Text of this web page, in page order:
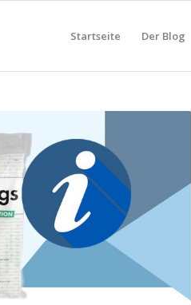
Startseite Der Blog